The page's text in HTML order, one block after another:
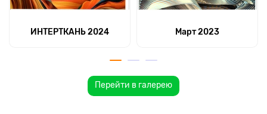
ИНТЕРТКАНЬ 2024 Март 2023
Перейти в галерею